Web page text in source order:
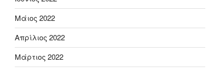
Μάιος 2022
Απρίλιος 2022
Μάρτιος 2022